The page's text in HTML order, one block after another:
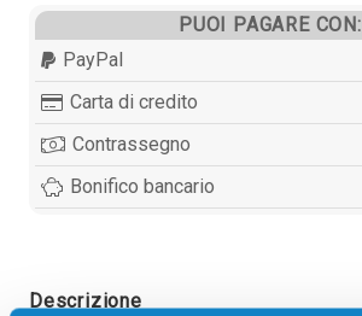
PUOI PAGARE CON:
PayPal
Carta di credito
Contrassegno
Bonifico bancario
Descrizione